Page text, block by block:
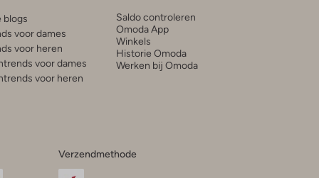
blogs
voor dames
voor heren
voor dames
voor heren
Saldo controleren
Omoda App
Winkels
Historie Omoda
Werken bij Omoda
Verzendmethode